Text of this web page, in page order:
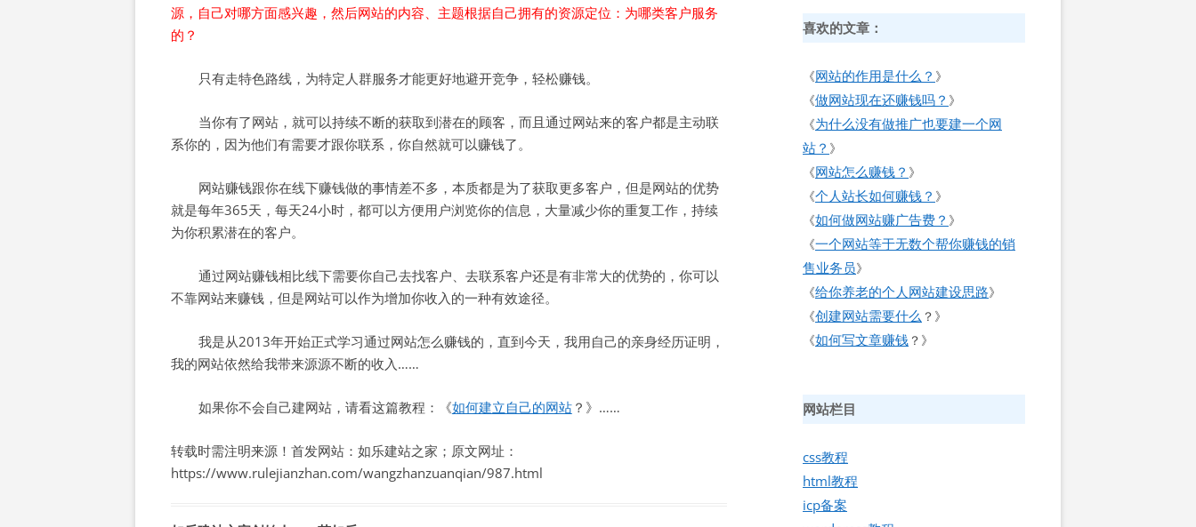
源，自己对哪方面感兴趣，然后网站的内容、主题根据自己拥有的资源定位：为哪类客户服务
的？
只有走特色路线，为特定人群服务才能更好地避开竞争，轻松赚钱。
当你有了网站，就可以持续不断的获取到潜在的顾客，而且通过网站来的客户都是主动联
系你的，因为他们有需要才跟你联系，你自然就可以赚钱了。
网站赚钱跟你在线下赚钱做的事情差不多，本质都是为了获取更多客户，但是网站的优势
就是每年365天，每天24小时，都可以方便用户浏览你的信息，大量减少你的重复工作，持续
为你积累潜在的客户。
通过网站赚钱相比线下需要你自己去找客户、去联系客户还是有非常大的优势的，你可以
不靠网站来赚钱，但是网站可以作为增加你收入的一种有效途径。
我是从2013年开始正式学习通过网站怎么赚钱的，直到今天，我用自己的亲身经历证明，
我的网站依然给我带来源源不断的收入……
如果你不会自己建网站，请看这篇教程：《如何建立自己的网站？》……
转载时需注明来源！首发网站：如乐建站之家；原文网址：
https://www.rulejianzhan.com/wangzhanzuanqian/987.html
喜欢的文章：
《网站的作用是什么？ 》
《做网站现在还赚钱吗？ 》
《为什么没有做推广也要建一个网
站？ 》
《网站怎么赚钱？ 》
《个人站长如何赚钱？ 》
《如何做网站赚广告费？ 》
《一个网站等于无数个帮你赚钱的销
售业务员》
《给你养老的个人网站建设思路》
《创建网站需要什么 ？》
《如何写文章赚钱 ？》
网站栏目
css教程
html教程
icp备案